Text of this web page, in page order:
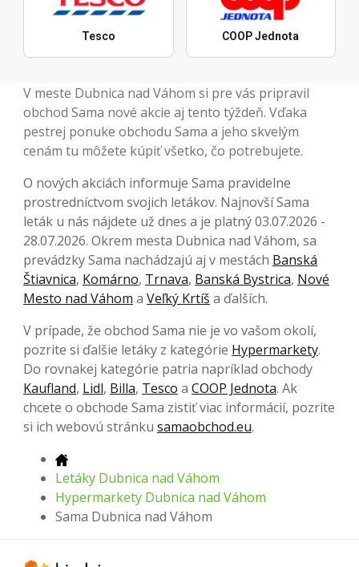
Tesco COOP Jednota
V meste Dubnica nad Váhom si pre vás pripravil
obchod Sama nové akcie aj tento týždeň. Vďaka
pestrej ponuke obchodu Sama a jeho skvelým
cenám tu môžete kúpiť všetko, čo potrebujete.
O nových akciách informuje Sama pravidelne
prostredníctvom svojich letákov. Najnovší Sama
leták u nás nájdete už dnes a je platný 03.07.2026 -
28.07.2026. Okrem mesta Dubnica nad Váhom, sa
prevádzky Sama nachádzajú aj v mestách Banská
Štiavnica, Komárno, Trnava, Banská Bystrica, Nové
Mesto nad Váhom a Veľký Krtíš a ďalších.
V prípade, že obchod Sama nie je vo vašom okolí,
pozrite si ďalšie letáky z kategórie Hypermarkety.
Do rovnakej kategórie patria napríklad obchody
Kaufland, Lidl, Billa, Tesco a COOP Jednota. Ak
chcete o obchode Sama zistiť viac informácií, pozrite
si ich webovú stránku samaobchod.eu.
Letáky Dubnica nad Váhom
Hypermarkety Dubnica nad Váhom
Sama Dubnica nad Váhom